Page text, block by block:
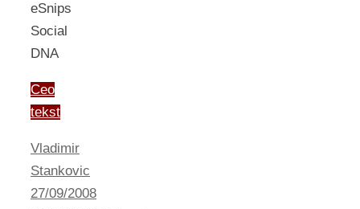
eSnips
Social
DNA
Ceo
tekst
Vladimir
Stankovic
27/09/2008